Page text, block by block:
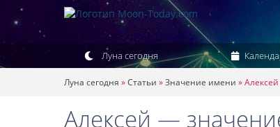
Луна сегодня
Луна сегодня »Статьи »Значение имени »
Алексей —